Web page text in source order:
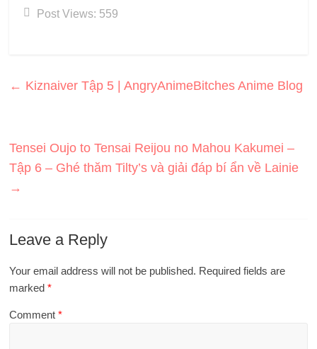
Post Views: 559
← Kiznaiver Tập 5 | AngryAnimeBitches Anime Blog
Tensei Oujo to Tensai Reijou no Mahou Kakumei –
Tập 6 – Ghé thăm Tilty’s và giải đáp bí ẩn về Lainie
→
Leave a Reply
Your email address will not be published. Required fields are
marked*
Comment*